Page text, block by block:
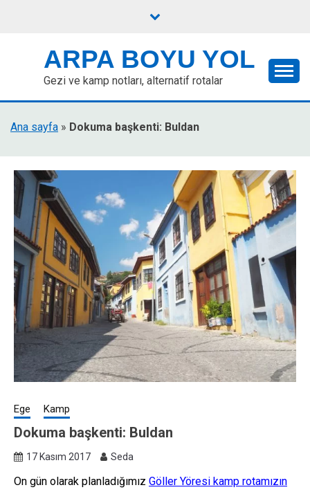
ARPA BOYU YOL
Gezi ve kamp notları, alternatif rotalar
Ana sayfa » Dokuma başkenti: Buldan
Ege Kamp
Dokuma başkenti: Buldan
17 Kasım 2017 Seda
On gün olarak planladığımız Göller Yöresi kamp rotamızın